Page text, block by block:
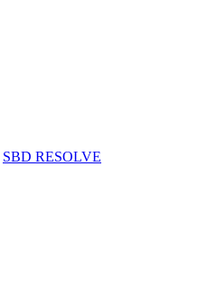
SBD RESOLVE